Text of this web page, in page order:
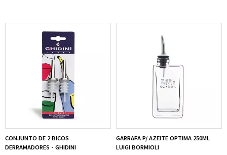
CONJUNTO DE 2 BICOS
DERRAMADORES - GHIDINI
GARRAFA P/ AZEITE OPTIMA 250ML
LUIGI BORMIOLI